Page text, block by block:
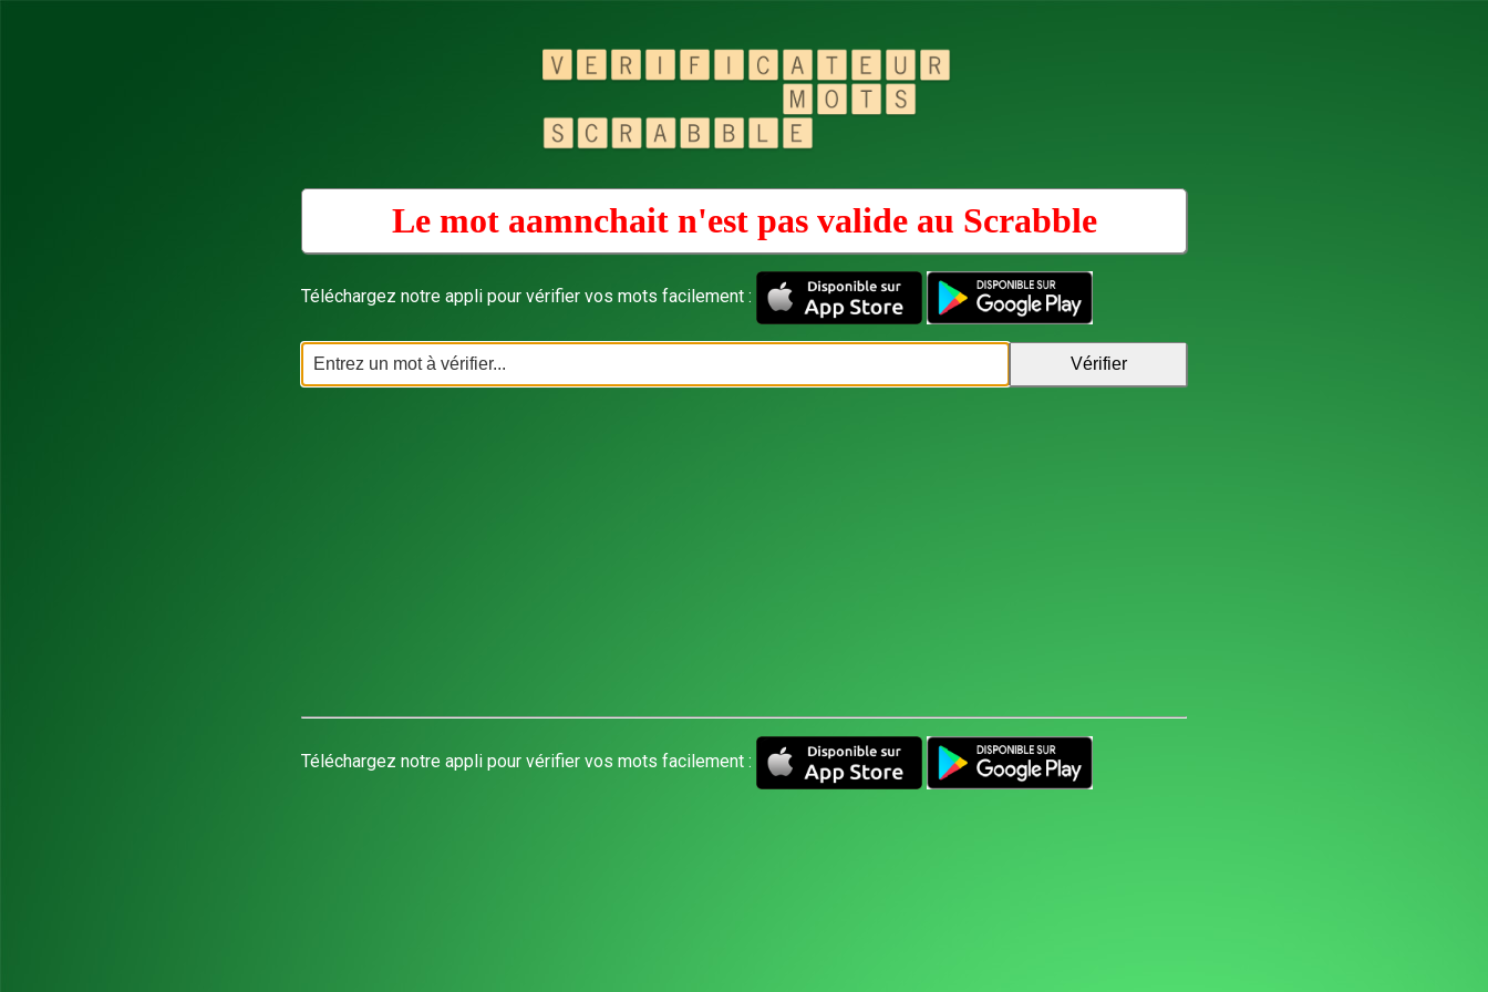
Le mot aamnchait n'est pas valide au Scrabble
Téléchargez notre appli pour vérifier vos mots facilement :
Téléchargez notre appli pour vérifier vos mots facilement :